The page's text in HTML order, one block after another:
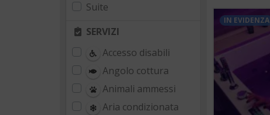
IN EVIDENZA
Suite
SERVIZI
Accesso disabili
Angolo cottura
Animali ammessi
Aria condizionata